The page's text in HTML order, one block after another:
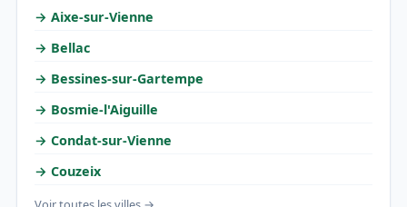
→ Aixe-sur-Vienne
→ Bellac
→ Bessines-sur-Gartempe
→ Bosmie-l'Aiguille
→ Condat-sur-Vienne
→ Couzeix